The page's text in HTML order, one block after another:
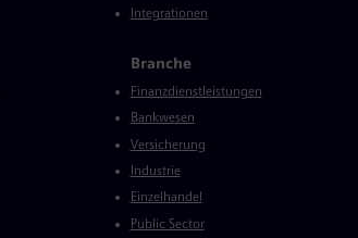
Integrationen
Branche
Finanzdienstleistungen
Bankwesen
Versicherung
Industrie
Einzelhandel
Public Sector